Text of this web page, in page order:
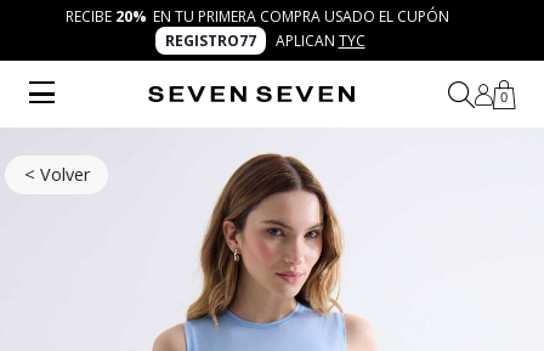
RECIBE 20% EN TU PRIMERA COMPRA USADO EL CUPÓN
REGISTRO77
APLICAN TYC
0
< Volver